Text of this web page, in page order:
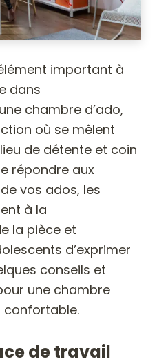
important à
dans
chambre d’ado,
où se mêlent
de détente et coin
répondre aux
vos ados, les
à la
la pièce et
d’exprimer
conseils et
une chambre
confortable.
de travail